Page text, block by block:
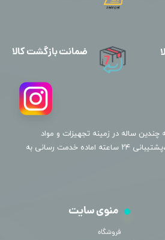
چندین ساله در زمینه تجهیزات و مواد
دندانپزشکی با کادری متخصص ،پشتیبانی ۲۴ ساعته اماده خدمت رسانی به
منوی سایت
فروشگاه
ضمانت بازگشت کالا